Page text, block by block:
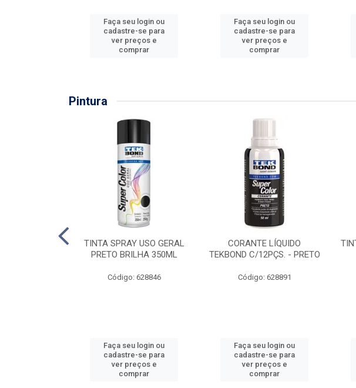
Faça seu login ou
cadastre-se para
ver preços e
comprar
Faça seu login ou
cadastre-se para
ver preços e
comprar
Pintura
TINTA SPRAY USO GERAL
PRETO BRILHA 350ML
Código: 628846
Faça seu login ou
cadastre-se para
ver preços e
comprar
CORANTE LÍQUIDO
TEKBOND C/12PÇS. - PRETO
Código: 628891
Faça seu login ou
cadastre-se para
ver preços e
comprar